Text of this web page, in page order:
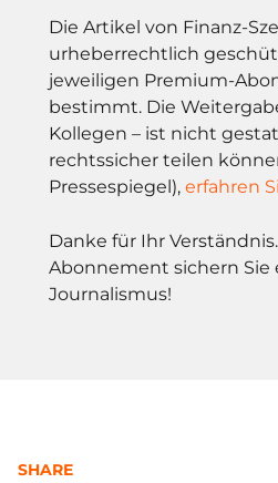
Die Artikel von Finanz-
urheberrechtlich
jeweiligen Premium-
bestimmt. Die
Kollegen – ist nicht
rechtssicher teilen
Pressespiegel), erfahren
Danke für Ihr
Abonnement sichern Sie
Journalismus!
SHARE